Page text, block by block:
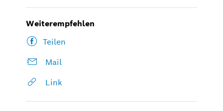
Weiterempfehlen
Teilen
Mail
Link